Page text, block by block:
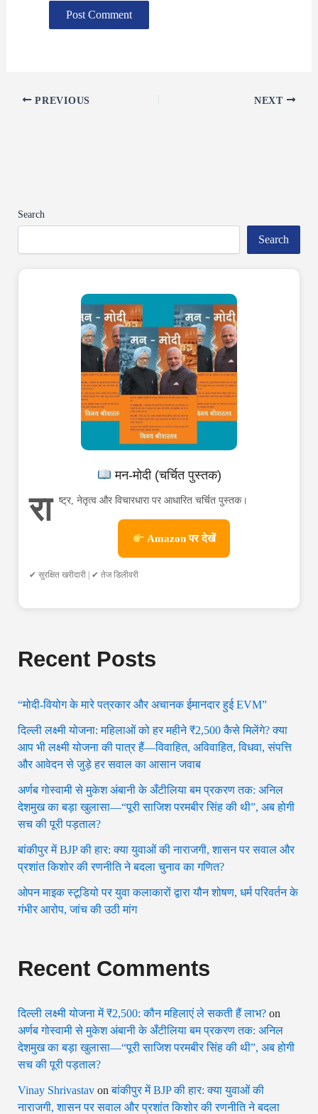
PREVIOUS NEXT
Search
Search
मन-मोदी (चर्चित पुस्तक)
रा ष्ट्र, नेतृत्व और विचारधारा पर आधारित चर्चित पुस्तक।
Amazon पर देखें
✔ सुरक्षित खरीदारी | ✔ तेज डिलीवरी
Recent Posts
“मोदी-वियोग के मारे पत्रकार और अचानक ईमानदार हुई EVM”
दिल्ली लक्ष्मी योजना: महिलाओं को हर महीने ₹2,500 कैसे मिलेंगे? क्या
आप भी लक्ष्मी योजना की पात्र हैं—विवाहित, अविवाहित, विधवा, संपत्ति
और आवेदन से जुड़े हर सवाल का आसान जवाब
अर्णब गोस्वामी से मुकेश अंबानी के अँटीलिया बम प्रकरण तक: अनिल
देशमुख का बड़ा खुलासा—“पूरी साजिश परमबीर सिंह की थी”, अब होगी
सच की पूरी पड़ताल?
बांकीपुर में BJP की हार: क्या युवाओं की नाराजगी, शासन पर सवाल और
प्रशांत किशोर की रणनीति ने बदला चुनाव का गणित?
ओपन माइक स्टूडियो पर युवा कलाकारों द्वारा यौन शोषण, धर्म परिवर्तन के
गंभीर आरोप, जांच की उठी मांग
Recent Comments
दिल्ली लक्ष्मी योजना में ₹2,500: कौन महिलाएं ले सकती हैं लाभ? on
अर्णब गोस्वामी से मुकेश अंबानी के अँटीलिया बम प्रकरण तक: अनिल
देशमुख का बड़ा खुलासा—“पूरी साजिश परमबीर सिंह की थी”, अब होगी
सच की पूरी पड़ताल?
Vinay Shrivastav onबांकीपुर में BJP की हार: क्या युवाओं की
नाराजगी, शासन पर सवाल और प्रशांत किशोर की रणनीति ने बदला